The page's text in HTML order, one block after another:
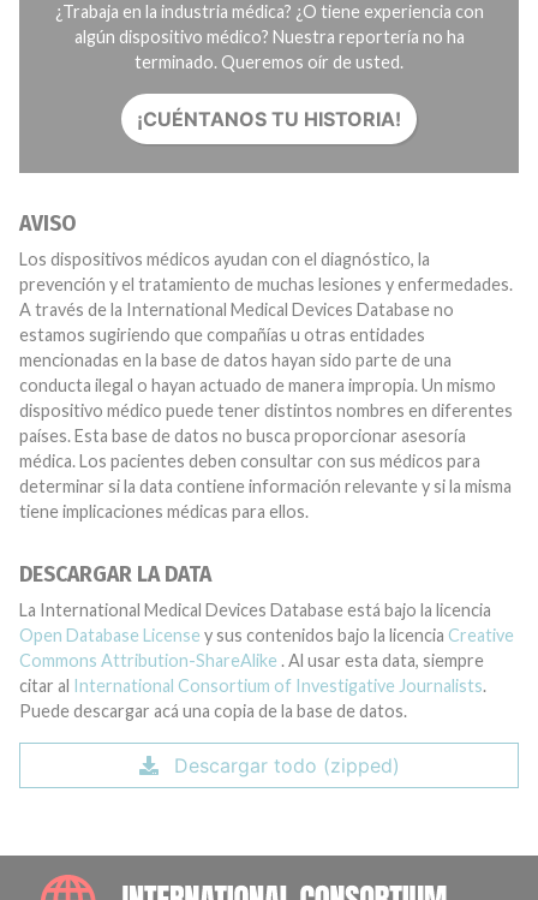
¿Trabaja en la industria médica? ¿O tiene experiencia con
algún dispositivo médico? Nuestra reportería no ha
terminado. Queremos oír de usted.
¡CUÉNTANOS TU HISTORIA!
AVISO
Los dispositivos médicos ayudan con el diagnóstico, la
prevención y el tratamiento de muchas lesiones y enfermedades.
A través de la International Medical Devices Database no
estamos sugiriendo que compañías u otras entidades
mencionadas en la base de datos hayan sido parte de una
conducta ilegal o hayan actuado de manera impropia. Un mismo
dispositivo médico puede tener distintos nombres en diferentes
países. Esta base de datos no busca proporcionar asesoría
médica. Los pacientes deben consultar con sus médicos para
determinar si la data contiene información relevante y si la misma
tiene implicaciones médicas para ellos.
DESCARGAR LA DATA
La International Medical Devices Database está bajo la licencia
Open Database License y sus contenidos bajo la licencia Creative
Commons Attribution-ShareAlike . Al usar esta data, siempre
citar al International Consortium of Investigative Journalists.
Puede descargar acá una copia de la base de datos.
Descargar todo (zipped)